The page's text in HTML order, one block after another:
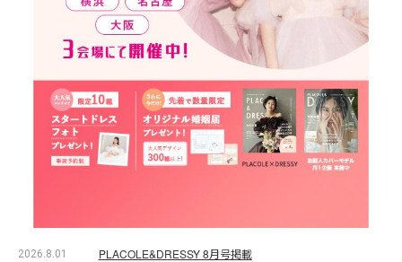
2026.8.01 PLACOLE&DRESSY 8月号掲載